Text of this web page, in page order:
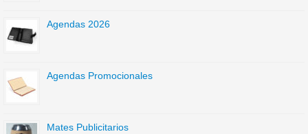
Agendas 2026
Agendas Promocionales
Mates Publicitarios